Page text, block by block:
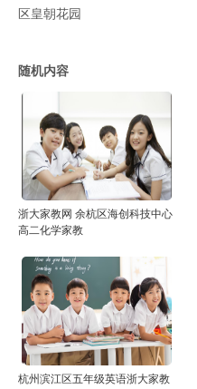
区皇朝花园
随机内容
浙大家教网 余杭区海创科技中心
高二化学家教
杭州滨江区五年级英语浙大家教